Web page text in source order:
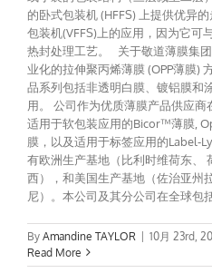
的卧式包装机 (HFFS) 上提供优异
包装机(VFFS)上的应用，因为它可
热封处理工艺。 关于敬道薄膜集
业化的拉伸聚丙烯薄膜 (OPP薄膜)
品系列包括非透明白膜、镀铝膜和
用。 公司作为优质薄膜产品供应
适用于软包装应用的Bicor™薄膜,
膜，以及适用于标签应用的Label-
有欧洲生产基地（比利时维荷东、
西），和美国生产基地（佐治亚州
尼）。本公司及其分公司在全球包
By Amandine TAYLOR 10月 23rd,
Read More